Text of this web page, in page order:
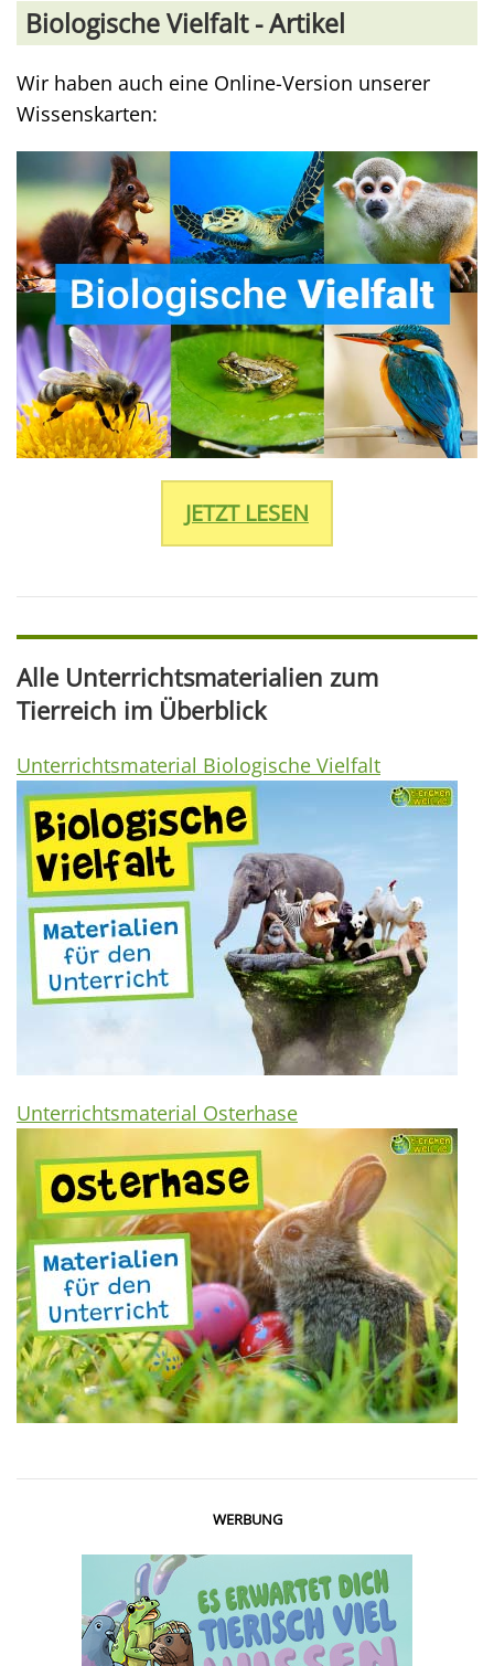
Biologische Vielfalt - Artikel
Wir haben auch eine Online-Version unserer
Wissenskarten:
JETZT LESEN
Alle Unterrichtsmaterialien zum
Tierreich im Überblick
Unterrichtsmaterial Biologische Vielfalt
Unterrichtsmaterial Osterhase
WERBUNG